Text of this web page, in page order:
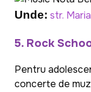
Unde: str.
5. Rock
Pentru
concerte de